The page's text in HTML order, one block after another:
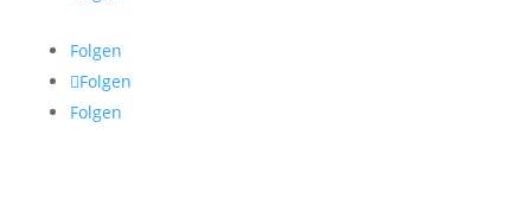
Folgen
Folgen
Folgen